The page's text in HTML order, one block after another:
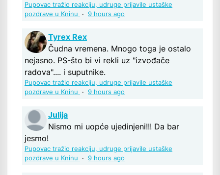
Pupovac tražio reakciju, udruge prijavile ustaške
pozdrave u Kninu
· 9 hours ago
Tyrex Rex
Čudna vremena. Mnogo toga je ostalo
nejasno. PS-što bi vi rekli uz "izvođače
radova".... i suputnike.
Pupovac tražio reakciju, udruge prijavile ustaške
pozdrave u Kninu
· 9 hours ago
Julija
Nismo mi uopće ujedinjeni!!! Da bar
jesmo!
Pupovac tražio reakciju, udruge prijavile ustaške
pozdrave u Kninu
· 9 hours ago